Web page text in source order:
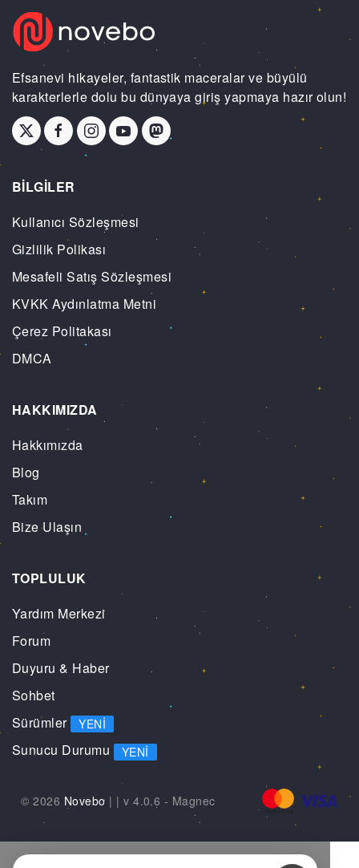
Efsanevi hikayeler, fantastik maceralar ve büyülü
karakterlerle dolu bu dünyaya giriş yapmaya hazır olun!
BİLGİLER
Kullanıcı Sözleşmesi
Gizlilik Polikası
Mesafeli Satış Sözleşmesi
KVKK Aydınlatma Metni
Çerez Politakası
DMCA
HAKKIMIZDA
Hakkımızda
Blog
Takım
Bize Ulaşın
TOPLULUK
Yardım Merkezi
Forum
Duyuru & Haber
Sohbet
Sürümler YENI
Sunucu Durumu YENI
© 2026 Novebo | | v 4.0.6 - Magnec